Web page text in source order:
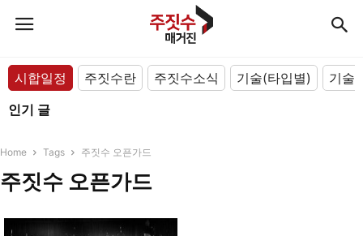
시합일정 주짓수란 주짓수소식 기술(타입별)
기술
인기 글
Home Tags 주짓수 오픈가드
주짓수 오픈가드